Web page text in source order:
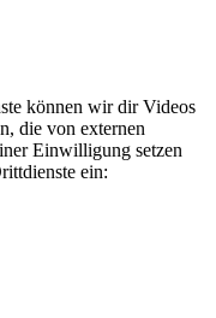
können wir dir Videos
die von externen
Einwilligung setzen
ein: